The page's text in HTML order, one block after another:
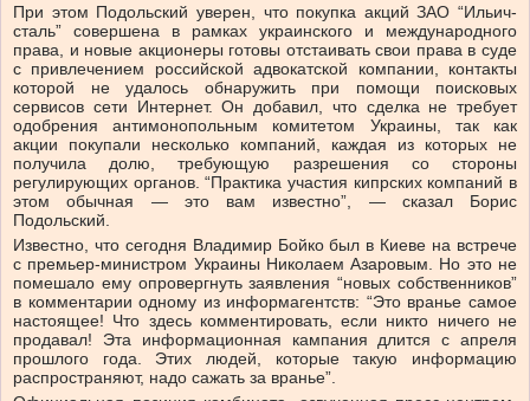
При этом Подольский уверен, что покупка акций ЗАО “Ильич-
сталь” совершена в рамках украинского и международного
права, и новые акционеры готовы отстаивать свои права в суде
с привлечением российской адвокатской компании, контакты
которой не удалось обнаружить при помощи поисковых
сервисов сети Интернет. Он добавил, что сделка не требует
одобрения антимонопольным комитетом Украины, так как
акции покупали несколько компаний, каждая из которых не
получила долю, требующую разрешения со стороны
регулирующих органов. “Практика участия кипрских компаний в
этом обычная — это вам известно”, — сказал Борис
Подольский.
Известно, что сегодня Владимир Бойко был в Киеве на встрече
с премьер-министром Украины Николаем Азаровым. Но это не
помешало ему опровергнуть заявления “новых собственников”
в комментарии одному из информагентств: “Это вранье самое
настоящее! Что здесь комментировать, если никто ничего не
продавал! Эта информационная кампания длится с апреля
прошлого года. Этих людей, которые такую информацию
распространяют, надо сажать за вранье”.